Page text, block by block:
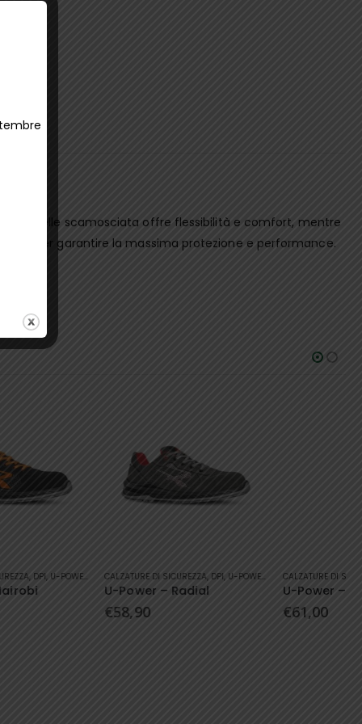
con pelle scamosciata offre flessibilità e comfort, mentre
SR per garantire la massima protezione e performance.
CALZATURE DI SICUREZZA,DPI,U-POWER
U-Power – Radial
CALZATURE DI SICUREZZA,DPI,U-POWER
U-Power – Nero